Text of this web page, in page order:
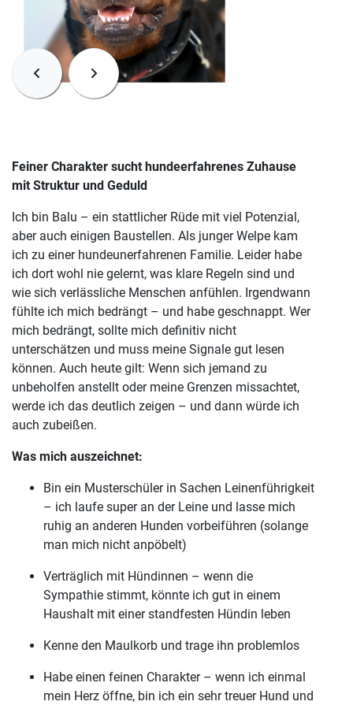
Feiner Charakter sucht hundeerfahrenes Zuhause
mit Struktur und Geduld
Ich bin Balu – ein stattlicher Rüde mit viel Potenzial,
aber auch einigen Baustellen. Als junger Welpe kam
ich zu einer hundeunerfahrenen Familie. Leider habe
ich dort wohl nie gelernt, was klare Regeln sind und
wie sich verlässliche Menschen anfühlen. Irgendwann
fühlte ich mich bedrängt – und habe geschnappt. Wer
mich bedrängt, sollte mich definitiv nicht
unterschätzen und muss meine Signale gut lesen
können. Auch heute gilt: Wenn sich jemand zu
unbeholfen anstellt oder meine Grenzen missachtet,
werde ich das deutlich zeigen – und dann würde ich
auch zubeißen.
Was mich auszeichnet:
Bin ein Musterschüler in Sachen Leinenführigkeit
– ich laufe super an der Leine und lasse mich
ruhig an anderen Hunden vorbeiführen (solange
man mich nicht anpöbelt)
Verträglich mit Hündinnen – wenn die
Sympathie stimmt, könnte ich gut in einem
Haushalt mit einer standfesten Hündin leben
Kenne den Maulkorb und trage ihn problemlos
Habe einen feinen Charakter – wenn ich einmal
mein Herz öffne, bin ich ein sehr treuer Hund und